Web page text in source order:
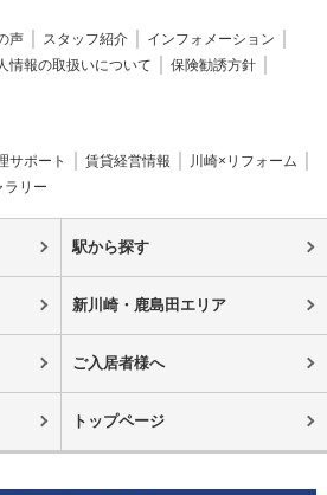
声 スタッフ紹介
インフォメーション
情報の取扱いについて
保険勧誘方針
サポート 賃貸経営情報
川崎×リフォーム
ラリー
駅から探す
新川崎・鹿島田エリア
ご入居者様へ
トップページ